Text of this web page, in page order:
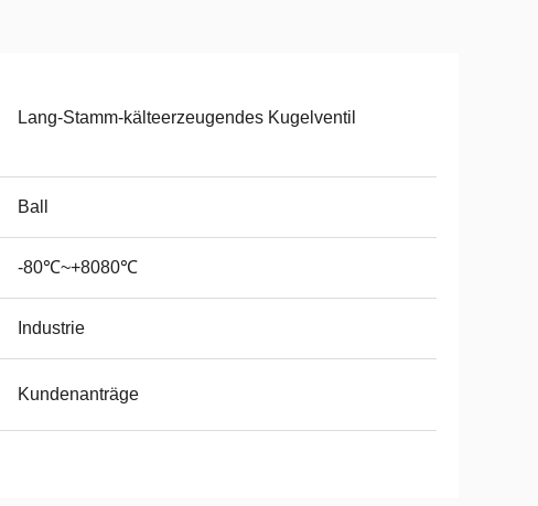
Lang-Stamm-kälteerzeugendes Kugelventil
Ball
-80℃~+8080℃
Industrie
Kundenanträge